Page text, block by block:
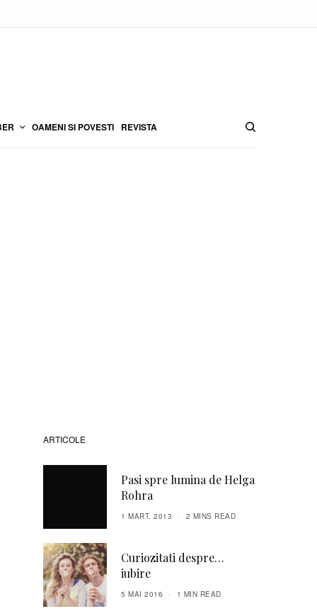
OAMENI SI POVESTI REVISTA
ARTICOLE
Pasi spre lumina de Helga
Rohra
1 MART. 2013 2 MINS READ
Curiozitati despre…
iubire
5 MAI 2016 1 MIN READ